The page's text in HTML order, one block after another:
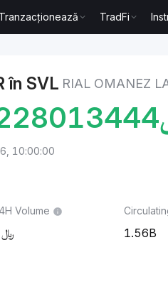
Tranzacționează TradFi
în SVL RIAL OMANEZ
10:00:00
Volume
1.56B